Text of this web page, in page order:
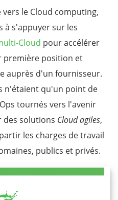
le Cloud computing,
à s'appuyer sur les
Cloud pour accélérer
première position et
auprès d'un fournisseur.
n'étaient qu'un point de
tournés vers l'avenir
des solutions Cloud agiles,
les charges de travail
publics et privés.